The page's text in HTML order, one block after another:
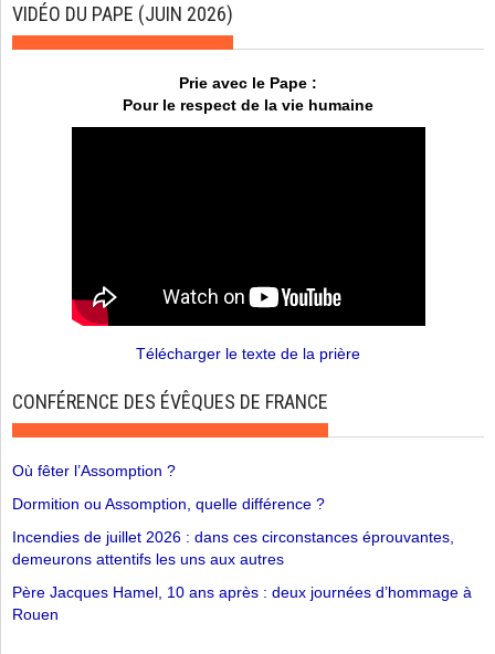
VIDÉO DU PAPE (JUIN 2026)
Prie avec le Pape :
Pour le respect de la vie humaine
Télécharger le texte de la prière
CONFÉRENCE DES ÉVÊQUES DE FRANCE
Où fêter l’Assomption ?
Dormition ou Assomption, quelle différence ?
Incendies de juillet 2026 : dans ces circonstances éprouvantes,
demeurons attentifs les uns aux autres
Père Jacques Hamel, 10 ans après : deux journées d’hommage à
Rouen